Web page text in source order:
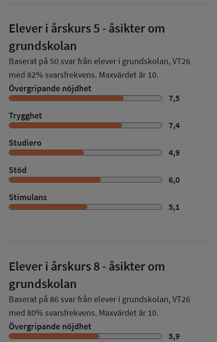
Elever i årskurs 5 - åsikter om
grundskolan
Baserat på 50 svar från elever i grundskolan,VT26
med 82% svarsfrekvens. Maxvärdet är 10.
Övergripande nöjdhet
7,5
Trygghet
7,4
Studiero
4,9
Stöd
6,0
Stimulans
5,1
Elever i årskurs 8- åsikter om
grundskolan
Baserat på 86 svar från elever i grundskolan,VT26
med 80% svarsfrekvens. Maxvärdet är 10.
Övergripande nöjdhet
5,9